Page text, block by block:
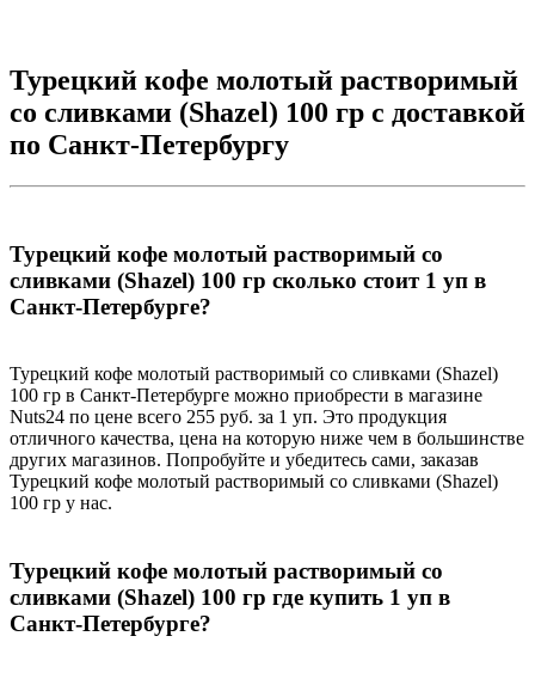
Турецкий кофе молотый растворимый
со сливками (Shazel) 100 гр с доставкой
по Санкт-Петербургу
Турецкий кофе молотый растворимый со
сливками (Shazel) 100 гр сколько стоит 1 уп в
Санкт-Петербурге?
Турецкий кофе молотый растворимый со сливками (Shazel)
100 гр в Санкт-Петербурге можно приобрести в магазине
Nuts24 по цене всего 255 руб. за 1 уп. Это продукция
отличного качества, цена на которую ниже чем в большинстве
других магазинов. Попробуйте и убедитесь сами, заказав
Турецкий кофе молотый растворимый со сливками (Shazel)
100 гр у нас.
Турецкий кофе молотый растворимый со
сливками (Shazel) 100 гр где купить 1 уп в
Санкт-Петербурге?